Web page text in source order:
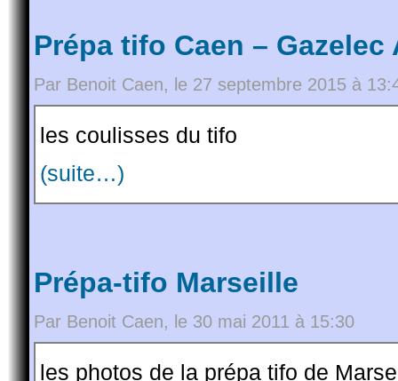
Prépa tifo Caen – Gazelec
Par Benoit Caen, le 27 septembre 2015 à
les coulisses du tifo
(suite…)
Prépa-tifo Marseille
Par Benoit Caen, le 30 mai 2011 à 15:30
les photos de la prépa tifo de